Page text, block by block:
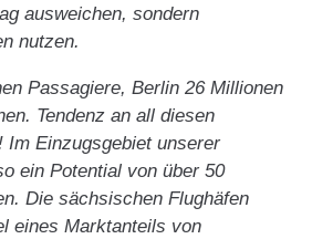
ausweichen, sondern
nutzen.
Passagiere, Berlin 26 Millionen
Tendenz an all diesen
Im Einzugsgebiet unserer
ein Potential von über 50
Die sächsischen Flughäfen
eines Marktanteils von